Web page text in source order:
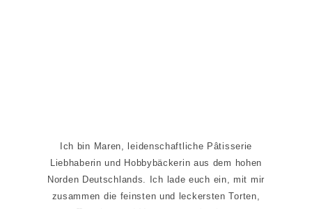
Ich bin Maren, leidenschaftliche Pâtisserie
Liebhaberin und Hobbybäckerin aus dem hohen
Norden Deutschlands. Ich lade euch ein, mit mir
zusammen die feinsten und leckersten Torten,